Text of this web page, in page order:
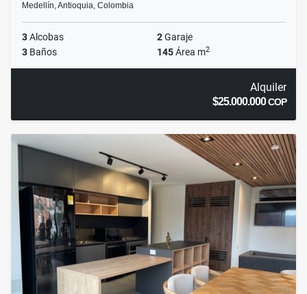
Medellín, Antioquia, Colombia
3Alcobas 2Garaje
3 Baños 145Área m2
Alquiler
$25.000.000COP